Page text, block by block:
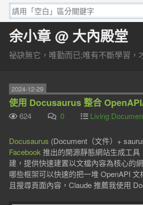
余小章 @ 大內殿堂
祕訣無它，唯勤而已;唯有不斷學習，
2024-12-29
使用 Docusaurus 整合
624 0 Living
Docusaurus (Document（文件）+
Facebook 推出的開源靜態網站生成工具
建，提供快速建置以文檔內容為核心的
哪些框架可以快速的把一堆 OpenAPI
且搜尋頁面內容，Claude 推薦我使用